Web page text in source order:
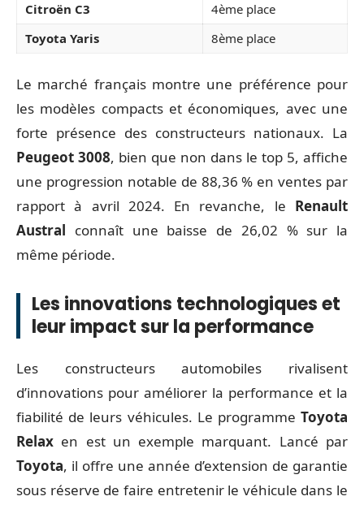
Citroën C3
4ème place
Toyota Yaris
8ème place
Le marché français montre une préférence pour
les modèles compacts et économiques, avec une
forte présence des constructeurs nationaux. La
Peugeot 3008, bien que non dans le top 5, affiche
une progression notable de 88,36 % en ventes par
rapport à avril 2024. En revanche, le Renault
Austral connaît une baisse de 26,02 % sur la
même période.
Les innovations technologiques et
leur impact sur la performance
Les constructeurs automobiles rivalisent
d’innovations pour améliorer la performance et la
fiabilité de leurs véhicules. Le programme Toyota
Relax en est un exemple marquant. Lancé par
Toyota, il offre une année d’extension de garantie
sous réserve de faire entretenir le véhicule dans le